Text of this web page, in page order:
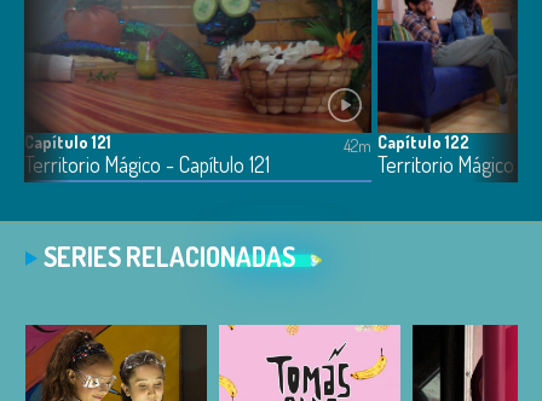
Capítulo 121
Territorio Mágico - Capítulo 121
42m Capítulo 122
Territorio Mágico -
SERIES RELACIONADAS